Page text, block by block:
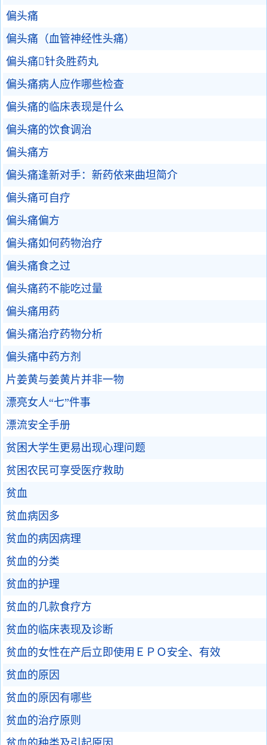
偏头痛
偏头痛（血管神经性头痛）
偏头痛针灸胜药丸
偏头痛病人应作哪些检查
偏头痛的临床表现是什么
偏头痛的饮食调治
偏头痛方
偏头痛逢新对手：新药依来曲坦简介
偏头痛可自疗
偏头痛偏方
偏头痛如何药物治疗
偏头痛食之过
偏头痛药不能吃过量
偏头痛用药
偏头痛治疗药物分析
偏头痛中药方剂
片姜黄与姜黄片并非一物
漂亮女人“七”件事
漂流安全手册
贫困大学生更易出现心理问题
贫困农民可享受医疗救助
贫血
贫血病因多
贫血的病因病理
贫血的分类
贫血的护理
贫血的几款食疗方
贫血的临床表现及诊断
贫血的女性在产后立即使用ＥＰＯ安全、有效
贫血的原因
贫血的原因有哪些
贫血的治疗原则